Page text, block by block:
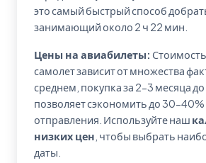
это самый быстрый способ
занимающий около 2 ч 22 мин.
Цены на авиабилеты:
самолет зависит от множества
среднем, покупка за 2-3 месяца
позволяет сэкономить до 30-40%
отправления. Используйте наш
низких цен , чтобы выбрать
даты.